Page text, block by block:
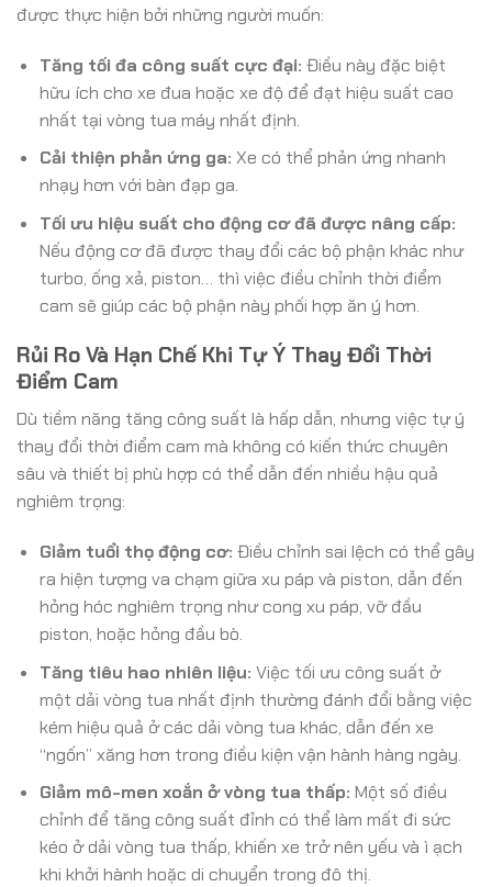
được thực hiện bởi những người muốn:
Tăng tối đa công suất cực đại: Điều này đặc biệt
hữu ích cho xe đua hoặc xe độ để đạt hiệu suất cao
nhất tại vòng tua máy nhất định.
Cải thiện phản ứng ga: Xe có thể phản ứng nhanh
nhạy hơn với bàn đạp ga.
Tối ưu hiệu suất cho động cơ đã được nâng cấp:
Nếu động cơ đã được thay đổi các bộ phận khác như
turbo, ống xả, piston… thì việc điều chỉnh thời điểm
cam sẽ giúp các bộ phận này phối hợp ăn ý hơn.
Rủi Ro Và Hạn Chế Khi Tự Ý Thay Đổi Thời
Điểm Cam
Dù tiềm năng tăng công suất là hấp dẫn, nhưng việc tự ý
thay đổi thời điểm cam mà không có kiến thức chuyên
sâu và thiết bị phù hợp có thể dẫn đến nhiều hậu quả
nghiêm trọng:
Giảm tuổi thọ động cơ: Điều chỉnh sai lệch có thể gây
ra hiện tượng va chạm giữa xu páp và piston, dẫn đến
hỏng hóc nghiêm trọng như cong xu páp, vỡ đầu
piston, hoặc hỏng đầu bò.
Tăng tiêu hao nhiên liệu: Việc tối ưu công suất ở
một dải vòng tua nhất định thường đánh đổi bằng việc
kém hiệu quả ở các dải vòng tua khác, dẫn đến xe
“ngốn” xăng hơn trong điều kiện vận hành hàng ngày.
Giảm mô-men xoắn ở vòng tua thấp: Một số điều
chỉnh để tăng công suất đỉnh có thể làm mất đi sức
kéo ở dải vòng tua thấp, khiến xe trở nên yếu và ì ạch
khi khởi hành hoặc di chuyển trong đô thị.